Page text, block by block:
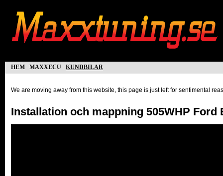
hem maxxecu kundbilar
We are moving away from this website, this page is just left for sentimental
Installation och mappning 505WHP Ford